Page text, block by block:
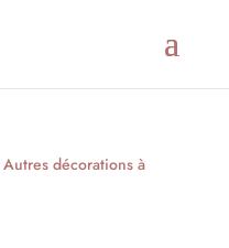
Autres décorations à